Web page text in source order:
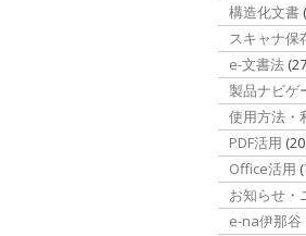
構造化文書
スキャナ保
e-文書法
製品ナビゲ
使用方法・
PDF活用
Office活用
お知らせ・
e-na伊那